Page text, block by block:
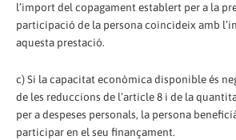
l’import del copagament establert per a la
participació de la persona coincideix amb
aquesta prestació.
c) Si la capacitat econòmica disponible és
de les reduccions de l’article 8 i de la
per a despeses personals, la persona
participar en el seu finançament.